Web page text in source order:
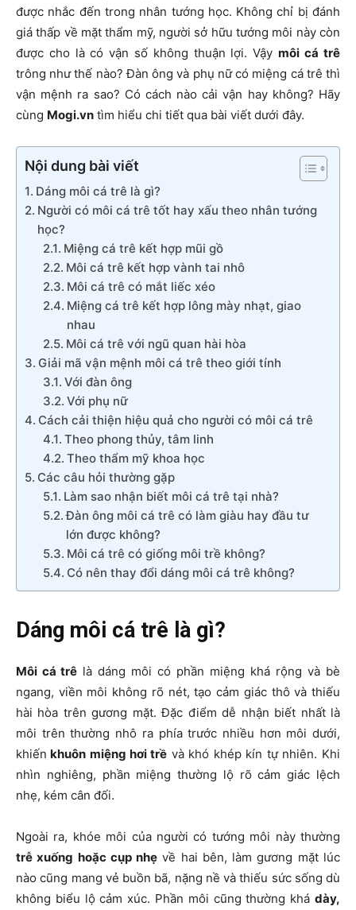
được nhắc đến trong nhân tướng học. Không chỉ bị đánh
giá thấp về mặt thẩm mỹ, người sở hữu tướng môi này còn
được cho là có vận số không thuận lợi. Vậy môi cá trê
trông như thế nào? Đàn ông và phụ nữ có miệng cá trê thì
vận mệnh ra sao? Có cách nào cải vận hay không? Hãy
cùng Mogi.vn tìm hiểu chi tiết qua bài viết dưới đây.
Nội dung bài viết
Dáng môi cá trê là gì?
Người có môi cá trê tốt hay xấu theo nhân tướng
học?
Miệng cá trê kết hợp mũi gồ
Môi cá trê kết hợp vành tai nhô
Môi cá trê có mắt liếc xéo
Miệng cá trê kết hợp lông mày nhạt, giao
nhau
Môi cá trê với ngũ quan hài hòa
Giải mã vận mệnh môi cá trê theo giới tính
Với đàn ông
Với phụ nữ
Cách cải thiện hiệu quả cho người có môi cá trê
Theo phong thủy, tâm linh
Theo thẩm mỹ khoa học
Các câu hỏi thường gặp
Làm sao nhận biết môi cá trê tại nhà?
Đàn ông môi cá trê có làm giàu hay đầu tư
lớn được không?
Môi cá trê có giống môi trề không?
Có nên thay đổi dáng môi cá trê không?
Dáng môi cá trê là gì?
Môi cá trê là dáng môi có phần miệng khá rộng và bè
ngang, viền môi không rõ nét, tạo cảm giác thô và thiếu
hài hòa trên gương mặt. Đặc điểm dễ nhận biết nhất là
môi trên thường nhô ra phía trước nhiều hơn môi dưới,
khiến khuôn miệng hơi trề và khó khép kín tự nhiên. Khi
nhìn nghiêng, phần miệng thường lộ rõ cảm giác lệch
nhẹ, kém cân đối.
Ngoài ra, khóe môi của người có tướng môi này thường
trễ xuống hoặc cụp nhẹ về hai bên, làm gương mặt lúc
nào cũng mang vẻ buồn bã, nặng nề và thiếu sức sống dù
không biểu lộ cảm xúc. Phần môi cũng thường khá dày,